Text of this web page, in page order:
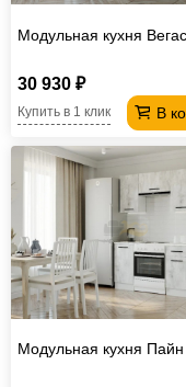
Модульная кухня Вегас
30 930 ₽
В
Купить в 1 клик
Модульная кухня Пайн